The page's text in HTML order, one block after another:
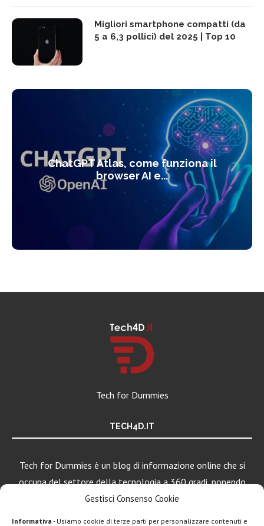
Gestisci Consenso Cookie
Informativa - Usiamo cookie di terze parti per personalizzare contenuti e
Migliori smartphone compatti (da
5 a 6,3 pollici) del 2025 | Top 10
ChatGPT Atlas, come funziona il
browser AI e...
Tech for Dummies
TECH4D.IT
Tech for Dummies è un blog di informazione online che si
occupa del settore della tecnologia a 360 gradi, ponendo
una particolare attenzione al mondo Android, Apple e